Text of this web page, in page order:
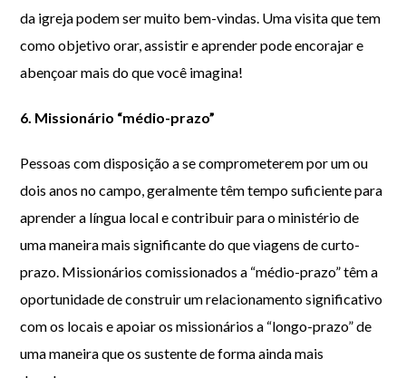
da igreja podem ser muito bem-vindas. Uma visita que tem
como objetivo orar, assistir e aprender pode encorajar e
abençoar mais do que você imagina!
6. Missionário “médio-prazo”
Pessoas com disposição a se comprometerem por um ou
dois anos no campo, geralmente têm tempo suficiente para
aprender a língua local e contribuir para o ministério de
uma maneira mais significante do que viagens de curto-
prazo. Missionários comissionados a “médio-prazo” têm a
oportunidade de construir um relacionamento significativo
com os locais e apoiar os missionários a “longo-prazo” de
uma maneira que os sustente de forma ainda mais